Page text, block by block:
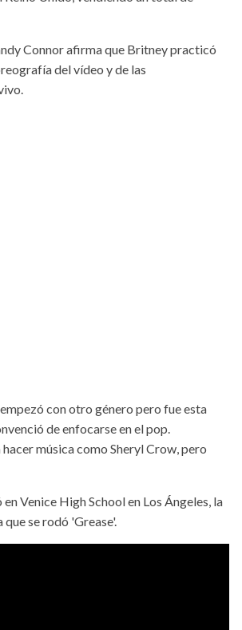
Connor afirma que Britney practicó
del vídeo y de las
con otro género pero fue esta
de enfocarse en el pop.
música como Sheryl Crow, pero
Venice High School en Los Ángeles, la
que se rodó 'Grease'.